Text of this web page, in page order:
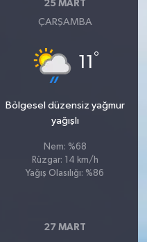
25 MART
ÇARŞAMBA
11 °
Bölgesel düzensiz yağmur
yağışlı
Nem: %68
Rüzgar: 14 km/h
Yağış Olasılığı: %86
27 MART